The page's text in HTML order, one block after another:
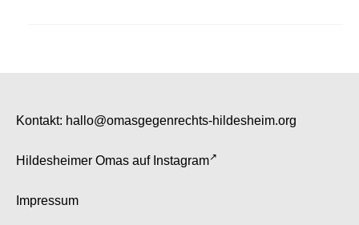
Kontakt: hallo@omasgegenrechts-hildesheim.org
Hildesheimer Omas auf Instagram
Impressum